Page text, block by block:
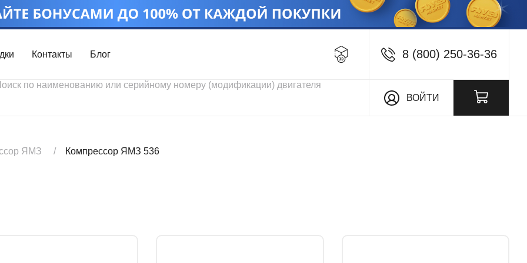
Контакты Блог 8 (800) 250-36-36
ВОЙТИ
Скидки
ЯМЗ Компрессор ЯМЗ 536